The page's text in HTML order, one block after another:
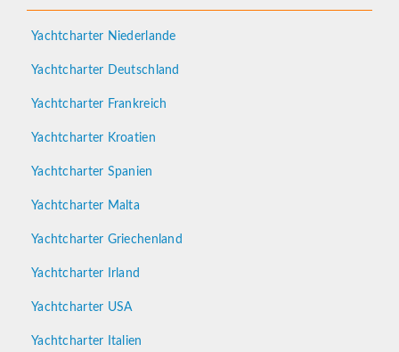
Yachtcharter Niederlande
Yachtcharter Deutschland
Yachtcharter Frankreich
Yachtcharter Kroatien
Yachtcharter Spanien
Yachtcharter Malta
Yachtcharter Griechenland
Yachtcharter Irland
Yachtcharter USA
Yachtcharter Italien